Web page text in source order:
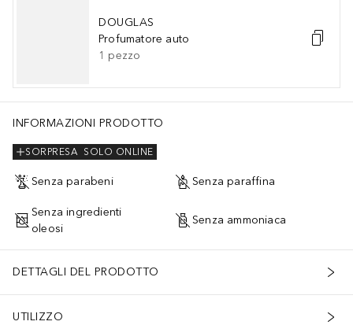
DOUGLAS
Profumatore auto
1 pezzo
INFORMAZIONI PRODOTTO
SOLO ONLINE
SORPRESA
Senza parabeni Senza paraffina
Senza ingredienti
oleosi
Senza ammoniaca
DETTAGLI DEL PRODOTTO
UTILIZZO